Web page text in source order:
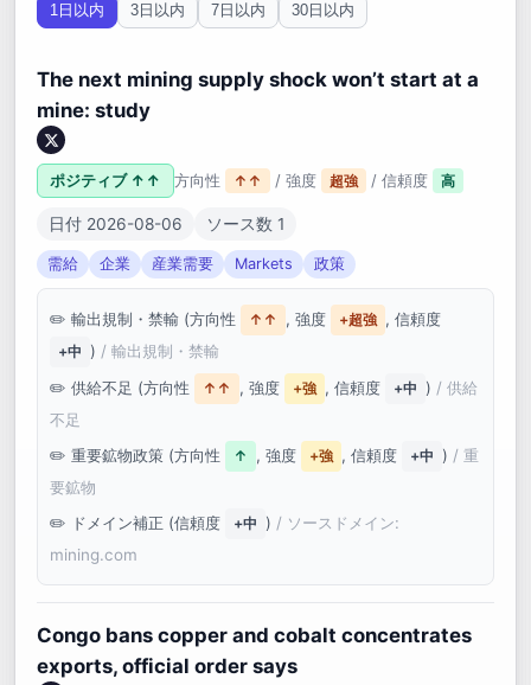
1日以内 3日以内 7日以内 30日以内
The next mining supply shock won’t start at a
mine: study
ポジティブ ↑↑ 方向性 ↑↑ / 強度 超強 / 信頼度 高
日付 2026-08-06 ソース数 1
需給 企業 産業需要 Markets 政策
輸出規制・禁輸 (方向性 ↑↑ , 強度 +超強 , 信頼度
+中 ) / 輸出規制・禁輸
供給不足 (方向性
↑↑ , 強度 +強 , 信頼度 +中 ) / 供給
不足
重要鉱物政策 (方向性
↑ , 強度 +強 , 信頼度 +中 ) / 重
要鉱物
ドメイン補正 (信頼度
+中 ) / ソースドメイン:
mining.com
Congo bans copper and cobalt concentrates
exports, official order says